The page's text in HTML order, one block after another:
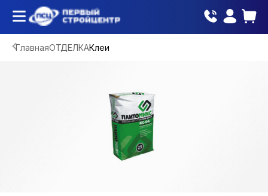
ГлавнаяОТДЕЛКАКлеи